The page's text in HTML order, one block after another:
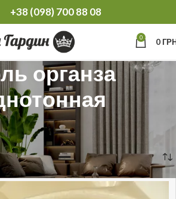
+38 (098) 700 88 08
0 0
органза
Тюль органза однотонная
(11)